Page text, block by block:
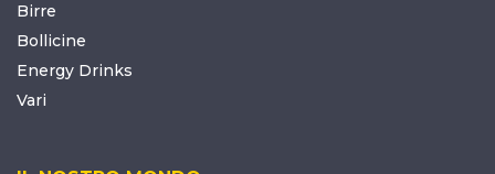
Birre
Bollicine
Energy Drinks
Vari